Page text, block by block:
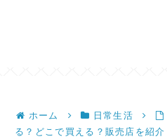
ホーム 日常生活
る？どこで買える？販売店を紹介